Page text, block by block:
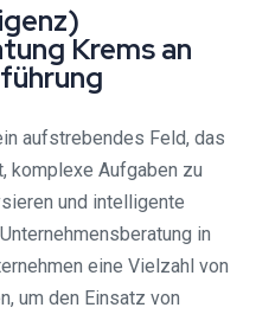
Krems an
aufstrebendes Feld, das
komplexe Aufgaben zu
und intelligente
in
eine Vielzahl von
um den Einsatz von